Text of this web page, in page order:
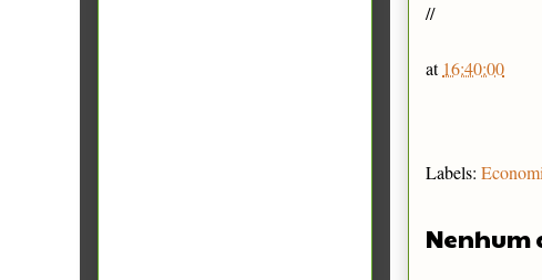
//
at 16:40:00
Labels:
Nenhum